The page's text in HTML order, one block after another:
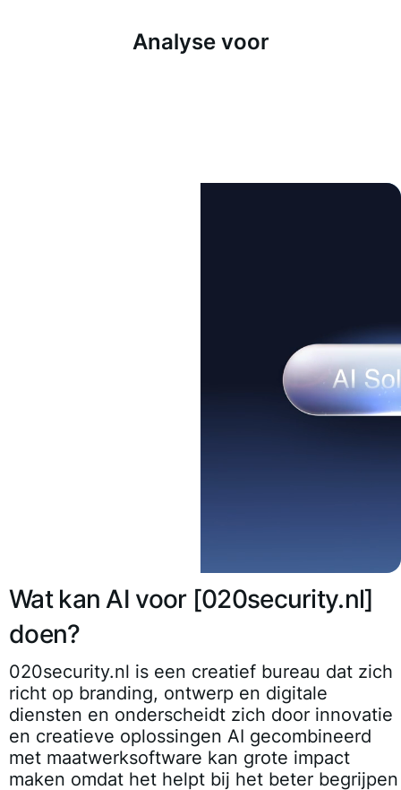
Analyse voor
Wat kan AI voor [020security.nl]
doen?
020security.nl is een creatief bureau dat zich
richt op branding, ontwerp en digitale
diensten en onderscheidt zich door innovatie
en creatieve oplossingen AI gecombineerd
met maatwerksoftware kan grote impact
maken omdat het helpt bij het beter begrijpen